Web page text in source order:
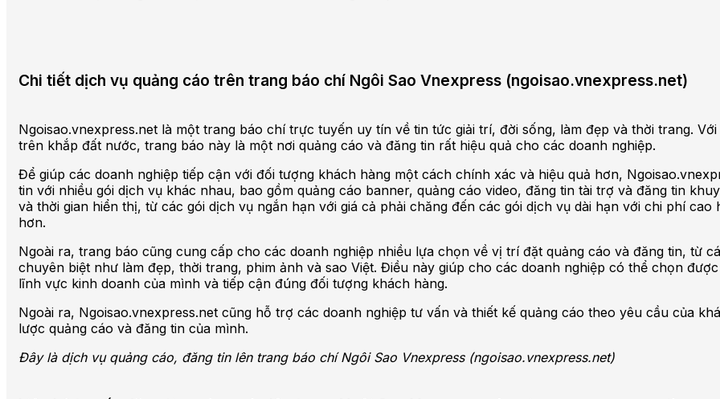
Chi tiết dịch vụ quảng cáo trên trang báo chí Ngôi Sao Vnexpress (ngoisao.vnexpress.net)
Ngoisao.vnexpress.net là một trang báo chí trực tuyến uy tín về tin tức giải trí, đời sống, làm đẹp và thời trang.
trên khắp đất nước, trang báo này là một nơi quảng cáo và đăng tin rất hiệu quả cho các doanh nghiệp.
Để giúp các doanh nghiệp tiếp cận với đối tượng khách hàng một cách chính xác và hiệu quả hơn,
tin với nhiều gói dịch vụ khác nhau, bao gồm quảng cáo banner, quảng cáo video, đăng tin tài trợ và đăng tin
và thời gian hiển thị, từ các gói dịch vụ ngắn hạn với giá cả phải chăng đến các gói dịch vụ dài hạn với chi phí
hơn.
Ngoài ra, trang báo cũng cung cấp cho các doanh nghiệp nhiều lựa chọn về vị trí đặt quảng cáo và đăng tin, từ
chuyên biệt như làm đẹp, thời trang, phim ảnh và sao Việt. Điều này giúp cho các doanh nghiệp có thể chọn
lĩnh vực kinh doanh của mình và tiếp cận đúng đối tượng khách hàng.
Ngoài ra, Ngoisao.vnexpress.net cũng hỗ trợ các doanh nghiệp tư vấn và thiết kế quảng cáo theo yêu cầu của
lược quảng cáo và đăng tin của mình.
Đây là dịch vụ quảng cáo, đăng tin lên trang báo chí Ngôi Sao Vnexpress (ngoisao.vnexpress.net)